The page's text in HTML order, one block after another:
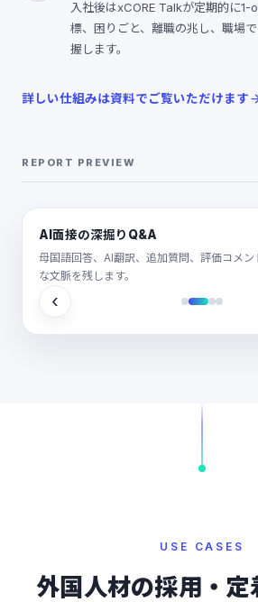
入社後はxCORE Talkが定期的に1-
標、困りごと、離職の兆し、職場
握します。
詳しい仕組みは資料でご覧いただけます
REPORT PREVIEW
AI面接の深掘りQ&A
母国語回答、AI翻訳、追加質問、評価コメ
な文脈を残します。
‹
USE CASES
外国人材の採用・定